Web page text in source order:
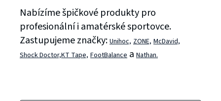
Nabízíme špičkové produkty pro
profesionální i amatérské sportovce.
Zastupujeme značky: Unihoc, ZONE, McDavid,
Shock Doctor,KT Tape, FootBalance a Nathan.